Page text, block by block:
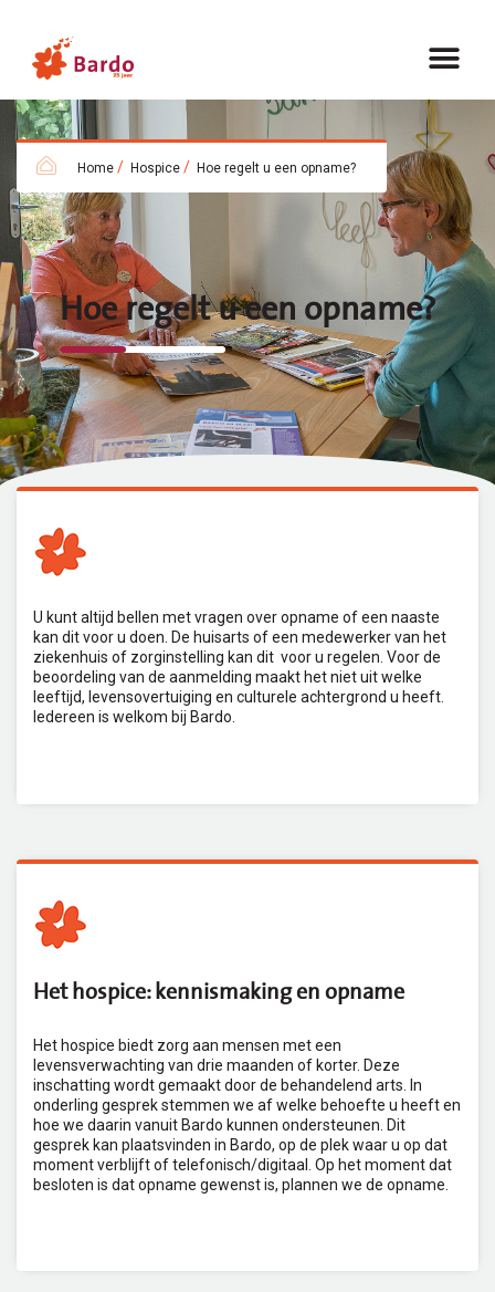
Home / Hospice / Hoe regelt u een opname?
Hoe regelt u een opname?
U kunt altijd bellen met vragen over opname of een naaste
kan dit voor u doen. De huisarts of een medewerker van het
ziekenhuis of zorginstelling kan dit voor u regelen. Voor de
beoordeling van de aanmelding maakt het niet uit welke
leeftijd, levensovertuiging en culturele achtergrond u heeft.
Iedereen is welkom bij Bardo.
Het hospice: kennismaking en opname
Het hospice biedt zorg aan mensen met een
levensverwachting van drie maanden of korter. Deze
inschatting wordt gemaakt door de behandelend arts. In
onderling gesprek stemmen we af welke behoefte u heeft en
hoe we daarin vanuit Bardo kunnen ondersteunen. Dit
gesprek kan plaatsvinden in Bardo, op de plek waar u op dat
moment verblijft of telefonisch/digitaal. Op het moment dat
besloten is dat opname gewenst is, plannen we de opname.